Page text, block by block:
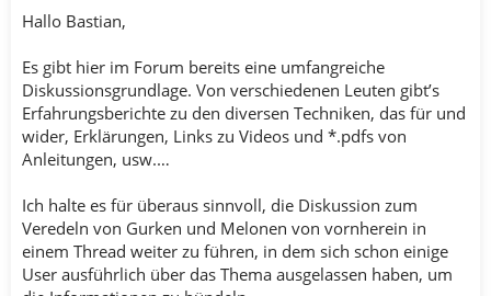
Hallo Bastian,
Es gibt hier im Forum bereits eine umfangreiche
Diskussionsgrundlage. Von verschiedenen Leuten gibt’s
Erfahrungsberichte zu den diversen Techniken, das für und
wider, Erklärungen, Links zu Videos und *.pdfs von
Anleitungen, usw.…
Ich halte es für überaus sinnvoll, die Diskussion zum
Veredeln von Gurken und Melonen von vornherein in
einem Thread weiter zu führen, in dem sich schon einige
User ausführlich über das Thema ausgelassen haben, um